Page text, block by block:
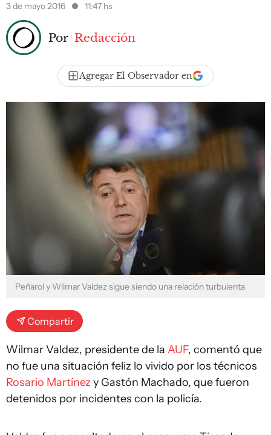
3 de mayo 2016
11:47 hs
Por Redacción
Agregar El Observador en
Peñarol y Wilmar Valdez sigue siendo una relación turbulenta
Compartir
Wilmar Valdez, presidente de la AUF, comentó que
no fue una situación feliz lo vivido por los técnicos
Rosario Martínez y Gastón Machado, que fueron
detenidos por incidentes con la policía.